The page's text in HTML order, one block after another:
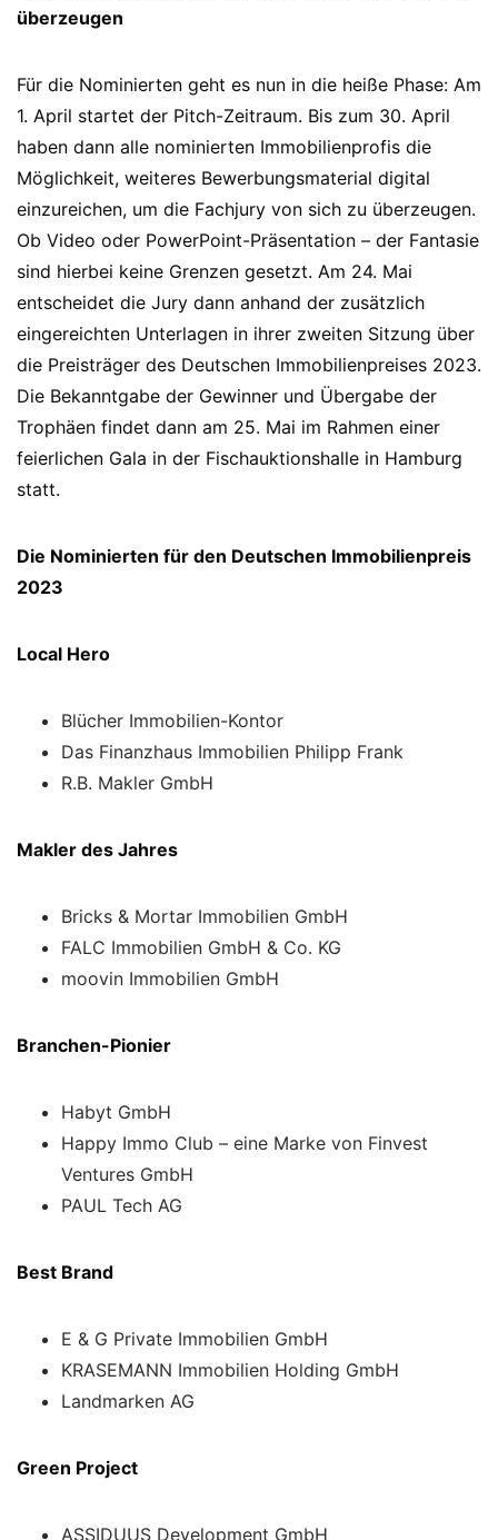
überzeugen
Für die Nominierten geht es nun in die heiße Phase: Am
1. April startet der Pitch-Zeitraum. Bis zum 30. April
haben dann alle nominierten Immobilienprofis die
Möglichkeit, weiteres Bewerbungsmaterial digital
einzureichen, um die Fachjury von sich zu überzeugen.
Ob Video oder PowerPoint-Präsentation – der Fantasie
sind hierbei keine Grenzen gesetzt. Am 24. Mai
entscheidet die Jury dann anhand der zusätzlich
eingereichten Unterlagen in ihrer zweiten Sitzung über
die Preisträger des Deutschen Immobilienpreises 2023.
Die Bekanntgabe der Gewinner und Übergabe der
Trophäen findet dann am 25. Mai im Rahmen einer
feierlichen Gala in der Fischauktionshalle in Hamburg
statt.
Die Nominierten für den Deutschen Immobilienpreis
2023
Local Hero
Blücher Immobilien-Kontor
Das Finanzhaus Immobilien Philipp Frank
R.B. Makler GmbH
Makler des Jahres
Bricks & Mortar Immobilien GmbH
FALC Immobilien GmbH & Co. KG
moovin Immobilien GmbH
Branchen-Pionier
Habyt GmbH
Happy Immo Club – eine Marke von Finvest
Ventures GmbH
PAUL Tech AG
Best Brand
E & G Private Immobilien GmbH
KRASEMANN Immobilien Holding GmbH
Landmarken AG
Green Project
ASSIDUUS Development GmbH